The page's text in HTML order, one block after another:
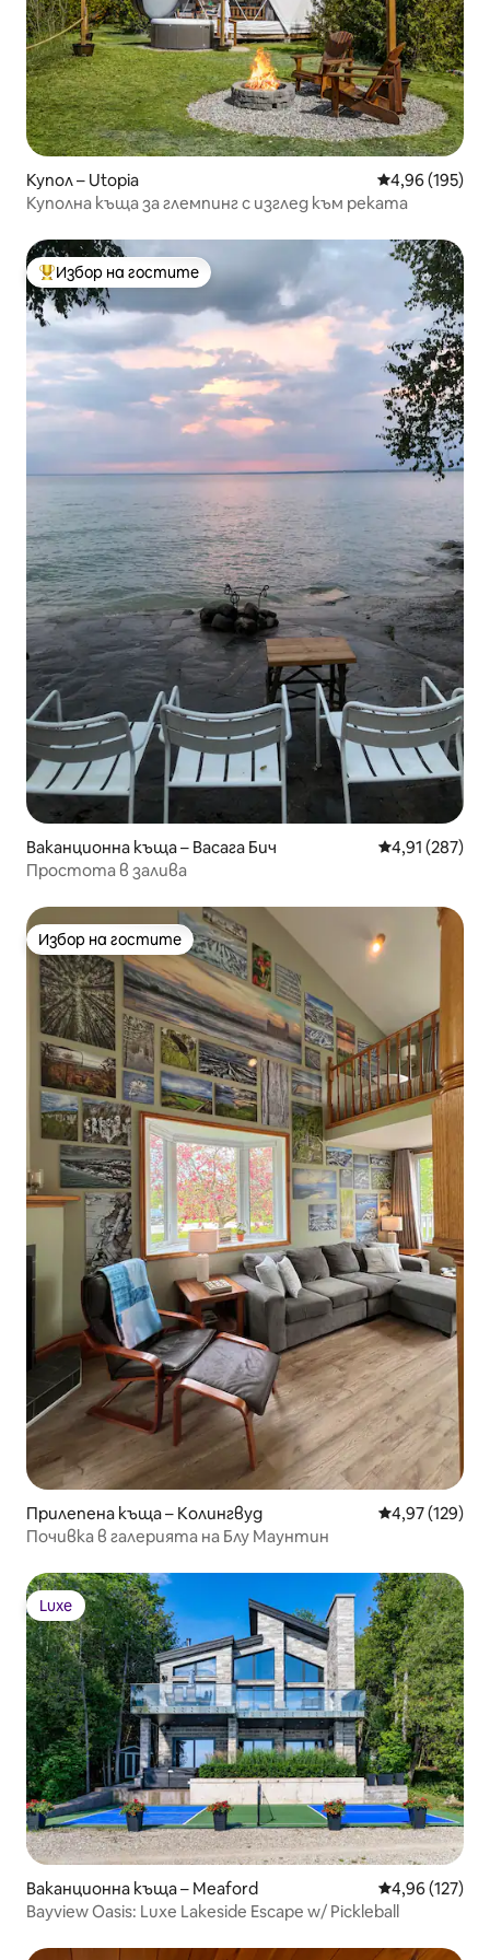
Купол – Utopia Средна
4,96 (195)
Куполна къща за глемпинг с изглед към реката
Най-популярен избор на гостите
Избор на гостите
Ваканционна къща – Васага Бич Средна
4,91 (287)
Простота в залива
Избор на гостите
Избор на гостите
Прилепена къща – Колингвуд Средна
4,97 (129)
Почивка в галерията на Блу Маунтин
Luxe
Luxe
Ваканционна къща – Meaford Средна
4,96 (127)
Bayview Oasis: Luxe Lakeside Escape w/ Pickleball